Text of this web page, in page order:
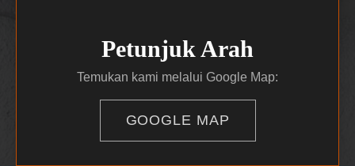
Petunjuk Arah
Temukan kami melalui Google Map:
GOOGLE MAP